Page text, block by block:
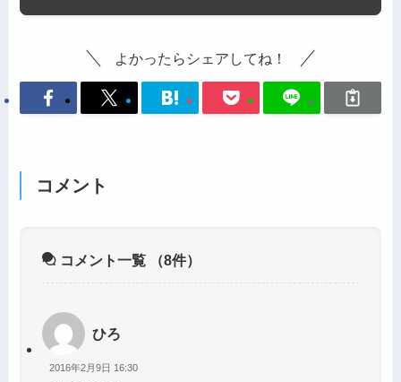
よかったらシェアしてね！
コメント
コメント一覧 （8件）
ひろ
2016年2月9日 16:30